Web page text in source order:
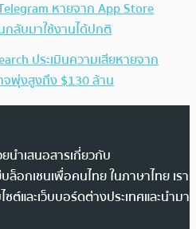
หายจาก App Store
กลับมาใช้งานได้ปกติ
ประเมินความเสียหายจาก
จพุ่งสูงถึง $130 ล้าน
นำเสนอสารเกี่ยวกับ
ล็อกเชนเพื่อคนไทย ในภาษาไทย เรา
และเว็บบอร์ดต่างประเทศและนำมา